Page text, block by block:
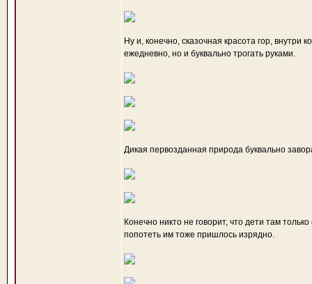
Ну и, конечно, сказочная красота гор,
ежедневно, но и буквально трогать руками.
Дикая первозданная природа буквально
Конечно никто не говорит, что дети там
попотеть им тоже пришлось изрядно.